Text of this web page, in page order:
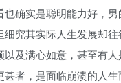
也确实是聪明能力好，
细究其实际人生发展却
以及满心如意，甚至有人
甚者，是面临崩溃的人